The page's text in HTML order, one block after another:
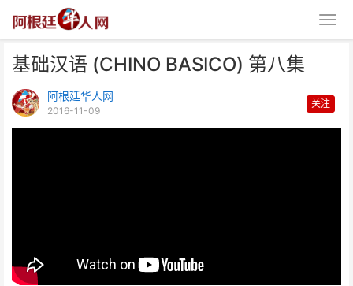
基础汉语 (CHINO BASICO) 第八集
阿根廷华人网
2016-11-09
关注